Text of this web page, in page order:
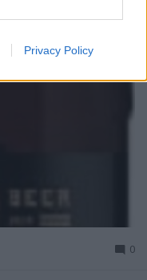
Privacy Policy
0